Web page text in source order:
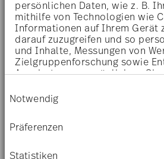
persönlichen Daten, wie z. B.
mithilfe von Technologien wie
Informationen auf Ihrem Gerät
darauf zuzugreifen und so
und Inhalte, Messungen von
Zielgruppenforschung sowie
Angeboten zu ermöglichen.
Sie können Ihre Einwilligung
Cookie-Erklärung oder durch
Privacy Trigger Symbol
Informationen über Ihre
Notwendig
Präferenzen
Statistiken
30 YEARS MUG COLLECTION